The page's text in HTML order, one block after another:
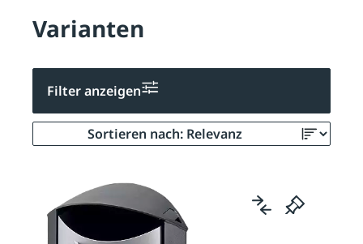
Varianten
Filter anzeigen